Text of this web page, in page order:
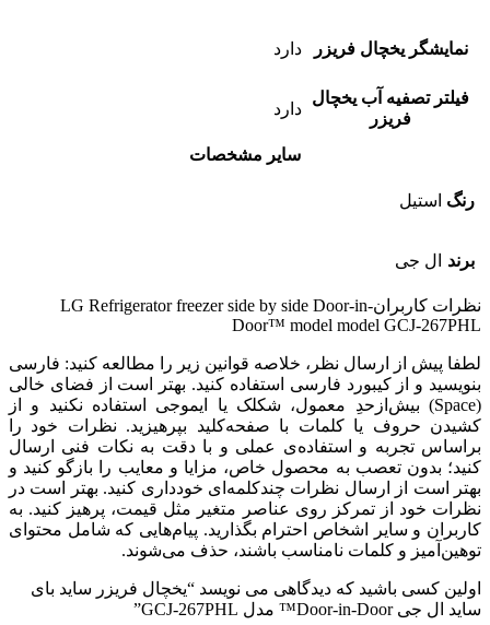
نمایشگر یخچال فریزر دارد
فیلتر تصفیه آب یخچال
فریزر
دارد
سایر مشخصات
رنگ استیل
برند ال جی
نظرات کاربرانLG Refrigerator freezer side by side Door-in-
Door™ model model GCJ-267PHL
لطفا پیش از ارسال نظر، خلاصه قوانین زیر را مطالعه کنید: فارسی
بنویسید و از کیبورد فارسی استفاده کنید. بهتر است از فضای خالی
(Space) بیش‌از‌حدِ معمول، شکلک یا ایموجی استفاده نکنید و از
کشیدن حروف یا کلمات با صفحه‌کلید بپرهیزید. نظرات خود را
براساس تجربه و استفاده‌ی عملی و با دقت به نکات فنی ارسال
کنید؛ بدون تعصب به محصول خاص، مزایا و معایب را بازگو کنید و
بهتر است از ارسال نظرات چندکلمه‌‌ای خودداری کنید. بهتر است در
نظرات خود از تمرکز روی عناصر متغیر مثل قیمت، پرهیز کنید. به
کاربران و سایر اشخاص احترام بگذارید. پیام‌هایی که شامل محتوای
توهین‌آمیز و کلمات نامناسب باشند، حذف می‌شوند.
اولین کسی باشید که دیدگاهی می نویسد “یخچال‌ فریزر ساید بای
ساید ال جی Door-in-Door™ مدل GCJ-267PHL”